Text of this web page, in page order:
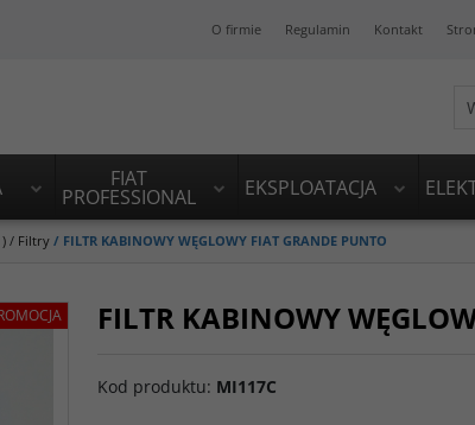
O firmie Regulamin Kontakt
FIAT
PROFESSIONAL EKSPLOATACJA
/ Filtry / FILTR KABINOWY WĘGLOWY FIAT GRANDE PUNTO
FILTR KABINOWY
Kod produktu: MI117C